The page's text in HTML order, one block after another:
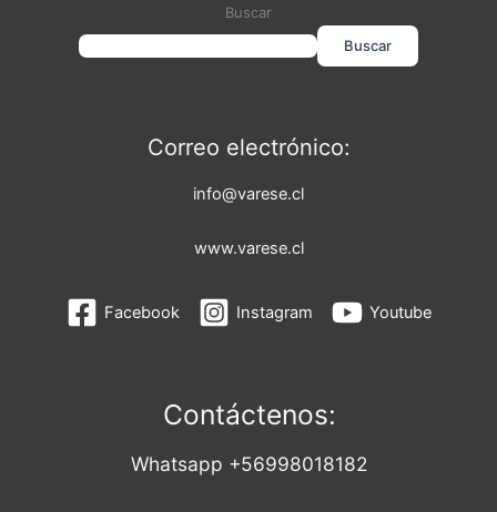
Buscar
Buscar
Correo electrónico:
info@varese.cl
www.varese.cl
Facebook Instagram Youtube
Contáctenos:
Whatsapp +56998018182